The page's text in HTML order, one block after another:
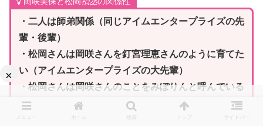
・二人は師弟関係（同じアイムエンタープライズの先
輩・後輩）
・松岡さんは岡咲さんを釘宮理恵さんのように育てた
い（アイムエンタープライズの大先輩）
・松岡さんは岡咲さんのことをみぽりんと呼んでいる
・他の人が知らない岡咲さんの話でも知っている松岡
さん
メニュー ホーム 検索 トップ サイドバー
×